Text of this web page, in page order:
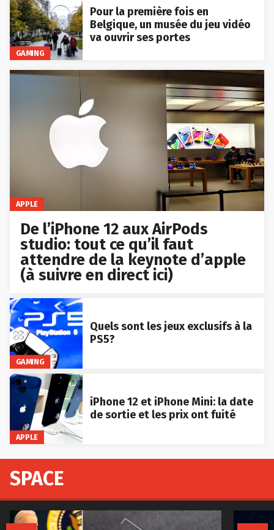
GAMING
Pour la première fois en
Belgique, un musée du jeu vidéo
va ouvrir ses portes
APPLE
De l’iPhone 12 aux AirPods
studio: tout ce qu’il faut
attendre de la keynote d’apple
(à suivre en direct ici)
GAMING
Quels sont les jeux exclusifs à la
PS5?
APPLE
iPhone 12 et iPhone Mini: la date
de sortie et les prix ont fuité
SPACE